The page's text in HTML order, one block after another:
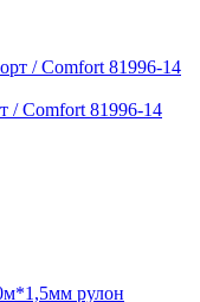
/ Comfort 81996-14